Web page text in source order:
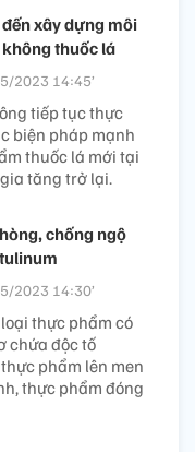
xây dựng môi
thuốc lá
2023 14:45’
tiếp tục thực
biện pháp mạnh
thuốc lá mới tại
tăng trở lại.
chống ngộ
2023 14:30’
thực phẩm có
chứa độc tố
phẩm lên men
thực phẩm đóng